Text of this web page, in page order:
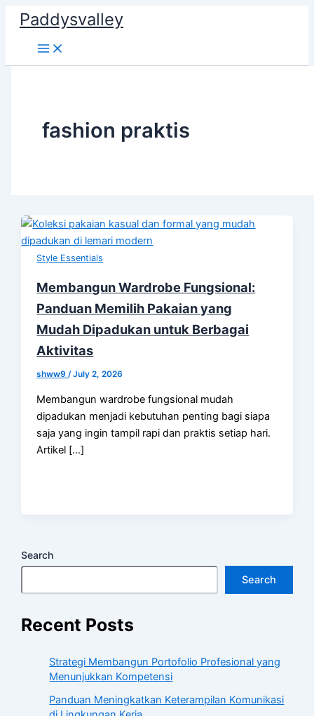
Skip
content
Paddysvalley
fashion praktis
Style Essentials
Membangun Wardrobe Fungsional:
Panduan Memilih Pakaian yang
Mudah Dipadukan untuk Berbagai
Aktivitas
shww9/July 2, 2026
Membangun wardrobe fungsional mudah
dipadukan menjadi kebutuhan penting bagi siapa
saja yang ingin tampil rapi dan praktis setiap hari.
Artikel […]
Search
Search
Recent Posts
Strategi Membangun Portofolio Profesional yang
Menunjukkan Kompetensi
Panduan Meningkatkan Keterampilan Komunikasi